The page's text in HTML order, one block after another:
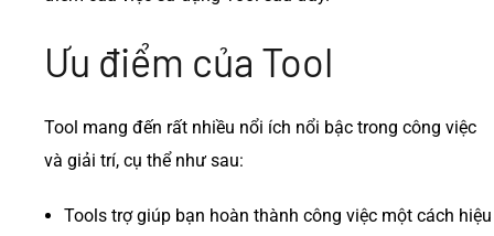
Ưu điểm của Tool
Tool mang đến rất nhiều nổi ích nổi bậc trong công việc
và giải trí, cụ thể như sau:
Tools trợ giúp bạn hoàn thành công việc một cách hiệu